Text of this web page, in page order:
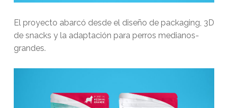
El proyecto abarcó desde el diseño de packaging, 3D
de snacks y la adaptación para perros medianos-
grandes.